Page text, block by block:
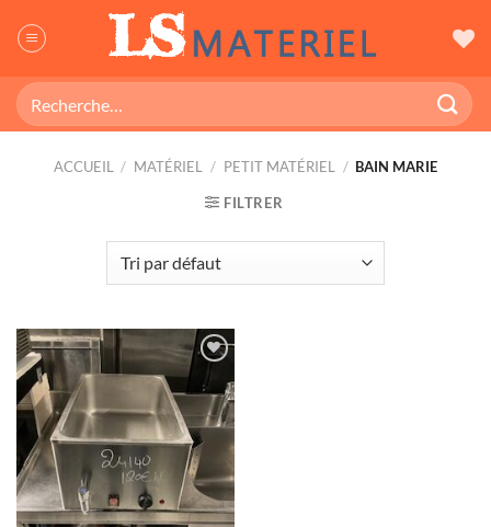
contenu
Recherche
pour :
ACCUEIL / MATÉRIEL / PETIT MATÉRIEL / BAIN MARIE
FILTRER
Ajouter
à ma
wishlist